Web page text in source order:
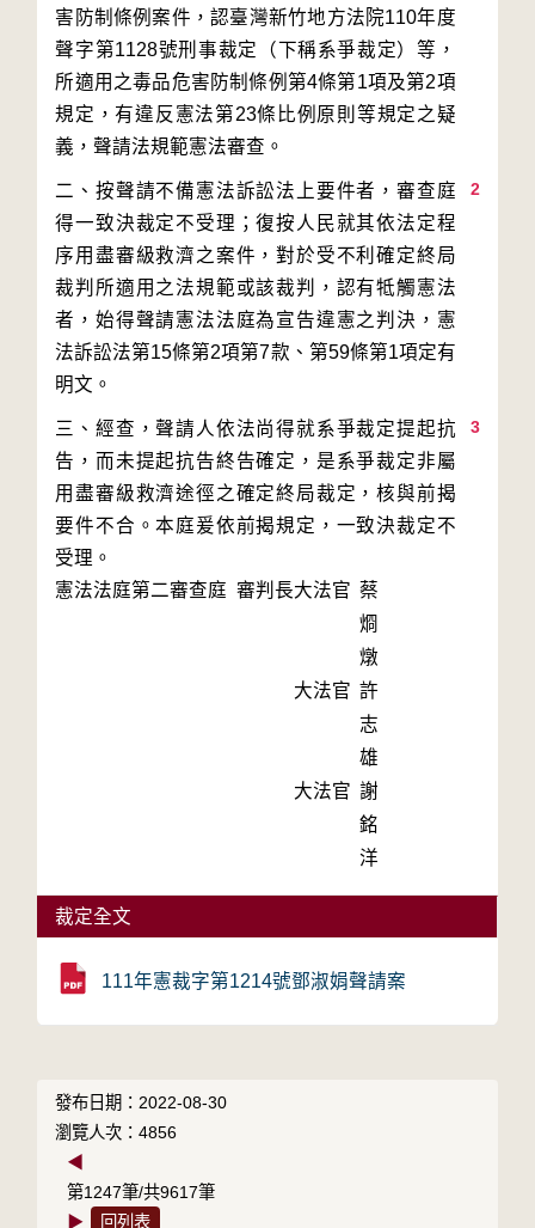
害防制條例案件，認臺灣新竹地方法院110年度
聲字第1128號刑事裁定（下稱系爭裁定）等，
所適用之毒品危害防制條例第4條第1項及第2項
規定，有違反憲法第23條比例原則等規定之疑
2
二、按聲請不備憲法訴訟法上要件者，審查庭
得一致決裁定不受理；復按人民就其依法定程
序用盡審級救濟之案件，對於受不利確定終局
裁判所適用之法規範或該裁判，認有牴觸憲法
者，始得聲請憲法法庭為宣告違憲之判決，憲
法訴訟法第15條第2項第7款、第59條第1項定有
3
三、經查，聲請人依法尚得就系爭裁定提起抗
告，而未提起抗告終告確定，是系爭裁定非屬
用盡審級救濟途徑之確定終局裁定，核與前揭
要件不合。本庭爰依前揭規定，一致決裁定不
受理。
憲法法庭第二審查庭 審判長大法官 蔡
烱
燉
大法官 許
志
雄
大法官 謝
銘
洋
裁定全文
111年憲裁字第1214號鄧淑娟聲請案
發布日期：2022-08-30
瀏覽人次：4856
◀
第1247筆/共9617筆
▶
回列表